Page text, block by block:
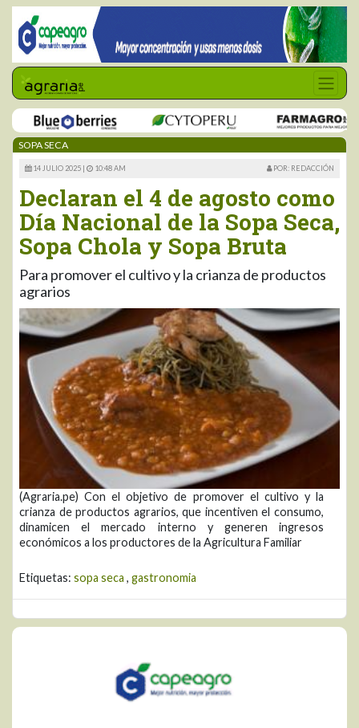
SOPA SECA
14 JULIO 2025 | 10:48 AM POR: REDACCIÓN
Declaran el 4 de agosto como
Día Nacional de la Sopa Seca,
Sopa Chola y Sopa Bruta
Para promover el cultivo y la crianza de productos
agrarios
(Agraria.pe) Con el objetivo de promover el cultivo y la
crianza de productos agrarios, que incentiven el consumo,
dinamicen el mercado interno y generen ingresos
económicos a los productores de la Agricultura Familiar
Etiquetas: sopa seca , gastronomia